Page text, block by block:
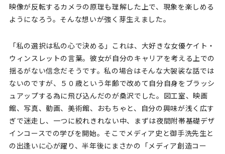
映像が反転するカメラの原理も理解した上で、現象を楽しめる
ようになろう。そんな想いが強く芽生えました。
「私の選択は私の心で決める」これは、大好きな女優ケイト・
ウィンスレットの言葉。彼女が自分のキャリアを考える上での
揺るがない信念だそうです。私の場合はそんな大袈裟な話では
ないのですが、５０歳という年齢で改めて自分自身をブラッシ
ュアップする為に飛び込んだのが桑沢でした。図工室、映画
館、写真、動画、美術館、おもちゃと、自分の興味が浅く広す
ぎで迷走し、一つに絞れきれない中、まずは夜間附帯基礎デザ
インコースでの学びを開始。そこでメディア史と御手洗先生と
の出逢いに心が躍り、半年後にまさかの「メディア創造コー